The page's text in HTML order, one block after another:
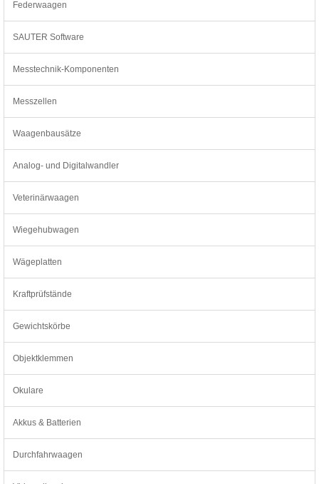
Federwaagen
SAUTER Software
Messtechnik-Komponenten
Messzellen
Waagenbausätze
Analog- und Digitalwandler
Veterinärwaagen
Wiegehubwagen
Wägeplatten
Kraftprüfstände
Gewichtskörbe
Objektklemmen
Okulare
Akkus & Batterien
Durchfahrwaagen